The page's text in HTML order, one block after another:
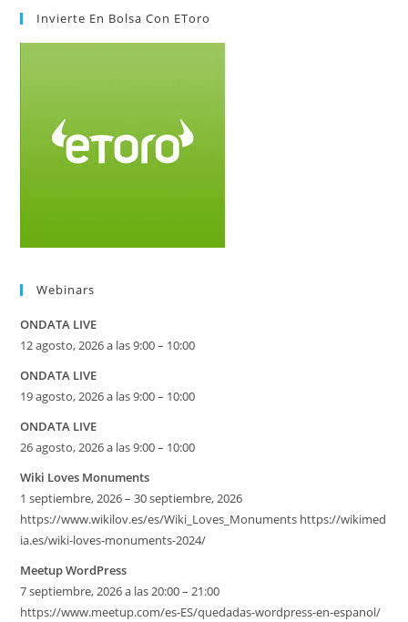
Invierte En Bolsa Con EToro
Webinars
ONDATA LIVE
12 agosto, 2026 a las 9:00 – 10:00
ONDATA LIVE
19 agosto, 2026 a las 9:00 – 10:00
ONDATA LIVE
26 agosto, 2026 a las 9:00 – 10:00
Wiki Loves Monuments
1 septiembre, 2026 – 30 septiembre, 2026
https://www.wikilov.es/es/Wiki_Loves_Monuments https://wikimed
ia.es/wiki-loves-monuments-2024/
Meetup WordPress
7 septiembre, 2026 a las 20:00 – 21:00
https://www.meetup.com/es-ES/quedadas-wordpress-en-espanol/